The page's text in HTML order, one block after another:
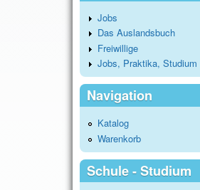
Jobs
Das Auslandsbuch
Freiwillige
Jobs, Praktika, Studium
Navigation
Katalog
Warenkorb
Schule - Studium